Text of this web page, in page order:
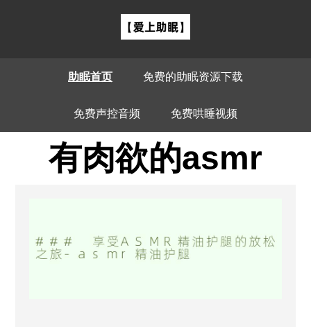
助眠首页 免费的助眠资源下载
免费声控音频 免费哄睡视频
有肉欲的asmr